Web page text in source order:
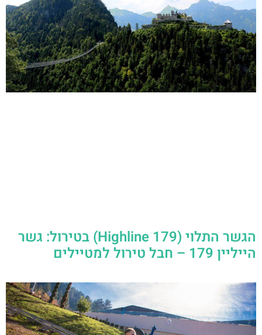
הגשר התלוי (Highline 179) בטירול: גשר
הייליין 179 – חבל טירול למטיילים